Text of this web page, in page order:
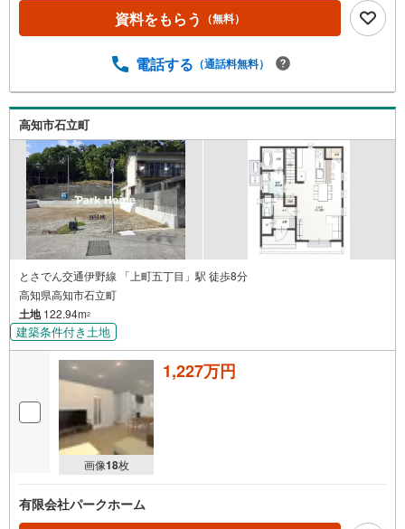
資料をもらう （無料）
電話する （通話料無料）
高知市石立町
とさでん交通伊野線 「上町五丁目」駅 徒歩8分
高知県高知市石立町
土地122.94m2
建築条件付き土地
画像18枚
1,227万円
有限会社パークホーム